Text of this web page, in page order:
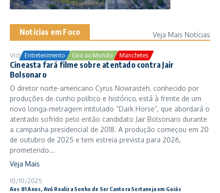
Notícias em Foco Veja Mais Notícias
Entretenimento Giro ao Mundo Manchetes
Victor Samuel 24/10/2025
Cineasta fará filme sobre atentado contra Jair
Bolsonaro
O diretor norte-americano Cyrus Nowrasteh, conhecido por
produções de cunho político e histórico, está à frente de um
novo longa-metragem intitulado “Dark Horse”, que abordará o
atentado sofrido pelo então candidato Jair Bolsonaro durante
a campanha presidencial de 2018. A produção começou em 20
de outubro de 2025 e tem estreia prevista para 2026,
prometendo...
Veja Mais
10/10/2025
Aos 81 Anos, Avó Realiza Sonho de Ser Cantora Sertaneja em Goiás